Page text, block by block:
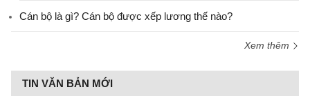
Cán bộ là gì? Cán bộ được xếp lương thế nào?
Xem thêm
TIN VĂN BẢN MỚI